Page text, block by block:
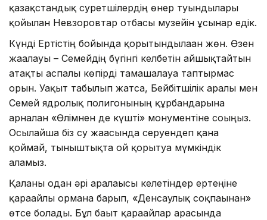
қазақстандық суретшілердің өнер туындылары
қойылған Невзоровтар отбасы музейін ұсынар едік.
Күнді Ертістің бойында қорытындылаған жөн. Өзен
жағалауы – Семейдің бүгінгі келбетін айшықтайтын
атақты аспалы көпірді тамашалауға таптырмас
орын. Уақыт табылып жатса, Бейбітшілік аралы мен
Семей ядролық полигонының құрбандарына
арналған «Өлімнен де күшті» монументіне соғыңыз.
Осылайша біз су жағасында серуендеп қана
қоймай, тыныштықта ой қорытуға мүмкіндік
аламыз.
Қаланы одан әрі аралағысы келетіндер ертеңіне
қарағайлы орманға барып, «Денсаулық соқпағынан»
өтсе болады. Бұл бағыт қарағайлар арасында